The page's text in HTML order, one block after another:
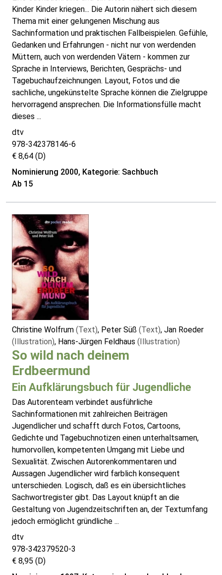
Kinder Kinder kriegen... Die Autorin nähert sich diesem
Thema mit einer gelungenen Mischung aus
Sachinformation und praktischen Fallbeispielen. Gefühle,
Gedanken und Erfahrungen - nicht nur von werdenden
Müttern, auch von werdenden Vätern - kommen zur
Sprache in Interviews, Berichten, Gesprächs- und
Tagebuchaufzeichnungen. Layout, Fotos und die
sachliche, ungekünstelte Sprache können die Zielgruppe
hervorragend ansprechen. Die Informationsfülle macht
dieses ...
dtv
978-342378146-6
€ 8,64 (D)
Nominierung 2000, Kategorie: Sachbuch
Ab 15
Christine Wolfrum (Text), Peter Süß (Text), Jan Roeder
(Illustration), Hans-Jürgen Feldhaus (Illustration)
So wild nach deinem
Erdbeermund
Ein Aufklärungsbuch für Jugendliche
Das Autorenteam verbindet ausführliche
Sachinformationen mit zahlreichen Beiträgen
Jugendlicher und schafft durch Fotos, Cartoons,
Gedichte und Tagebuchnotizen einen unterhaltsamen,
humorvollen, kompetenten Umgang mit Liebe und
Sexualität. Zwischen Autorenkommentaren und
Aussagen Jugendlicher wird farblich konsequent
unterschieden. Logisch, daß es ein übersichtliches
Sachwortregister gibt. Das Layout knüpft an die
Gestaltung von Jugendzeitschriften an, der Textumfang
jedoch ermöglicht gründliche ...
dtv
978-342379520-3
€ 8,95 (D)